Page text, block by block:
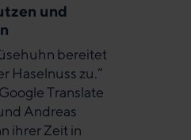
und
bereitet
Haselnuss zu.“
Translate
Andreas
ihrer Zeit in